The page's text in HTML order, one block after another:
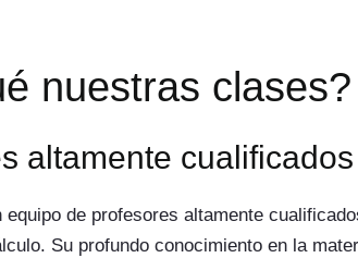
nuestras clases?
altamente cualificados
equipo de profesores altamente
Su profundo conocimiento en la